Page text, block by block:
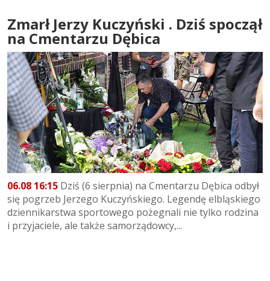
Zmarł Jerzy Kuczyński . Dziś spoczął
na Cmentarzu Dębica
06.08 16:15 Dziś (6 sierpnia) na Cmentarzu Dębica odbył
się pogrzeb Jerzego Kuczyńskiego. Legendę elbląskiego
dziennikarstwa sportowego pożegnali nie tylko rodzina
i przyjaciele, ale także samorządowcy,...